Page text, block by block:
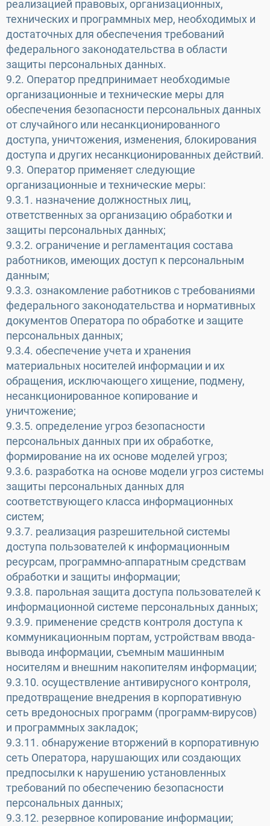
реализацией правовых, организационных,
технических и программных мер, необходимых и
достаточных для обеспечения требований
федерального законодательства в области
защиты персональных данных.
9.2. Оператор предпринимает необходимые
организационные и технические меры для
обеспечения безопасности персональных данных
от случайного или несанкционированного
доступа, уничтожения, изменения, блокирования
доступа и других несанкционированных действий.
9.3. Оператор применяет следующие
организационные и технические меры:
9.3.1. назначение должностных лиц,
ответственных за организацию обработки и
защиты персональных данных;
9.3.2. ограничение и регламентация состава
работников, имеющих доступ к персональным
данным;
9.3.3. ознакомление работников с требованиями
федерального законодательства и нормативных
документов Оператора по обработке и защите
персональных данных;
9.3.4. обеспечение учета и хранения
материальных носителей информации и их
обращения, исключающего хищение, подмену,
несанкционированное копирование и
уничтожение;
9.3.5. определение угроз безопасности
персональных данных при их обработке,
формирование на их основе моделей угроз;
9.3.6. разработка на основе модели угроз системы
защиты персональных данных для
соответствующего класса информационных
систем;
9.3.7. реализация разрешительной системы
доступа пользователей к информационным
ресурсам, программно-аппаратным средствам
обработки и защиты информации;
9.3.8. парольная защита доступа пользователей к
информационной системе персональных данных;
9.3.9. применение средств контроля доступа к
коммуникационным портам, устройствам ввода-
вывода информации, съемным машинным
носителям и внешним накопителям информации;
9.3.10. осуществление антивирусного контроля,
предотвращение внедрения в корпоративную
сеть вредоносных программ (программ-вирусов)
и программных закладок;
9.3.11. обнаружение вторжений в корпоративную
сеть Оператора, нарушающих или создающих
предпосылки к нарушению установленных
требований по обеспечению безопасности
персональных данных;
9.3.12. резервное копирование информации;